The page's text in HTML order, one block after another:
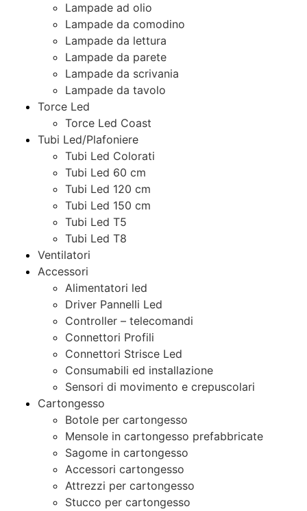
Lampade ad olio
Lampade da comodino
Lampade da lettura
Lampade da parete
Lampade da scrivania
Lampade da tavolo
Torce Led
Torce Led Coast
Tubi Led/Plafoniere
Tubi Led Colorati
Tubi Led 60 cm
Tubi Led 120 cm
Tubi Led 150 cm
Tubi Led T5
Tubi Led T8
Ventilatori
Accessori
Alimentatori led
Driver Pannelli Led
Controller – telecomandi
Connettori Profili
Connettori Strisce Led
Consumabili ed installazione
Sensori di movimento e crepuscolari
Cartongesso
Botole per cartongesso
Mensole in cartongesso prefabbricate
Sagome in cartongesso
Accessori cartongesso
Attrezzi per cartongesso
Stucco per cartongesso